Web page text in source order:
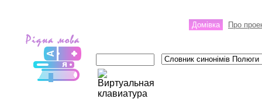
Домівка Про